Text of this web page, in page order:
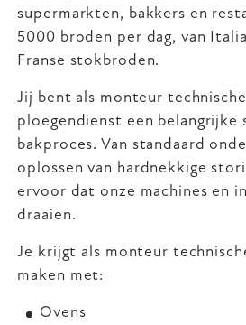
supermarkten, bakkers en
5000 broden per dag, van
Franse stokbroden.
Jij bent als monteur
ploegendienst een belangrijke
bakproces. Van standaard
oplossen van hardnekkige
ervoor dat onze machines en
draaien.
Je krijgt als monteur
maken met:
Ovens